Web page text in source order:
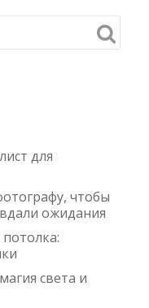
для
чтобы
ожидания
света и